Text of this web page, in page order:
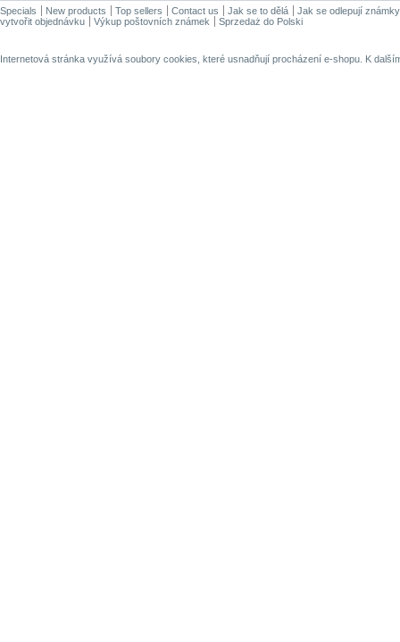
Specials New products Top sellers Contact us Jak se to dělá
Jak se odlepují známky
vytvořit objednávku
Výkup poštovních známek Sprzedaż do Polski
Internetová stránka využívá soubory cookies, které usnadňují procházení e-shopu. K